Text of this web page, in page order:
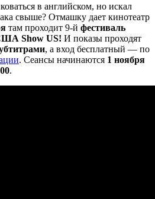
в английском, но искал
свыше? Отмашку дает кинотеатр
там проходит 9-й фестиваль
Show US! И показы проходят
, а вход бесплатный — по
. Сеансы начинаются 1 ноября
.